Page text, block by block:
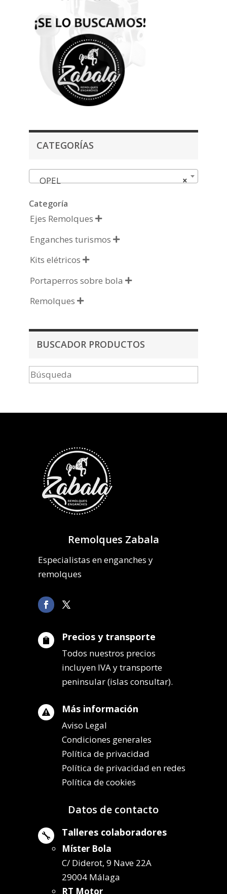
CATEGORÍAS
×
OPEL
Categoría
Ejes Remolques 
Enganches turismos 
Kits elétricos 
Portaperros sobre bola 
Remolques 
BUSCADOR PRODUCTOS
Remolques Zabala
Especialistas en enganches y
remolques
 Precios y transporte
Todos nuestros precios
incluyen IVA y transporte
peninsular (islas consultar).
 Más información
Aviso Legal
Condiciones generales
Política de privacidad
Política de privacidad en redes
Política de cookies
Datos de contacto
 Talleres colaboradores
Míster Bola
C/ Diderot, 9 Nave 22A
29004 Málaga
RT Motor